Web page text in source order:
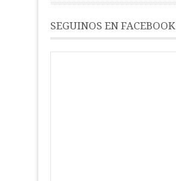
SEGUINOS EN FACEBOOK